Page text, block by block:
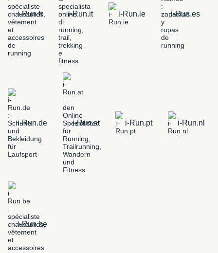
i-Run.fr i-Run.it i-Run.ie i-Run.es
i-Run.de i-Run.at i-Run.pt i-Run.nl
i-Run.be